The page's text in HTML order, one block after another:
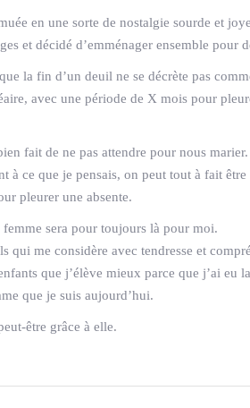
en une sorte de nostalgie sourde et
et décidé d’emménager ensemble pour
la fin d’un deuil ne se décrète pas
avec une période de X mois pour
fait de ne pas attendre pour nous
à ce que je pensais, on peut tout à fait
pleurer une absente.
femme sera pour toujours là pour moi.
qui me considère avec tendresse et
que j’élève mieux parce que j’ai eu
que je suis aujourd’hui.
être grâce à elle.